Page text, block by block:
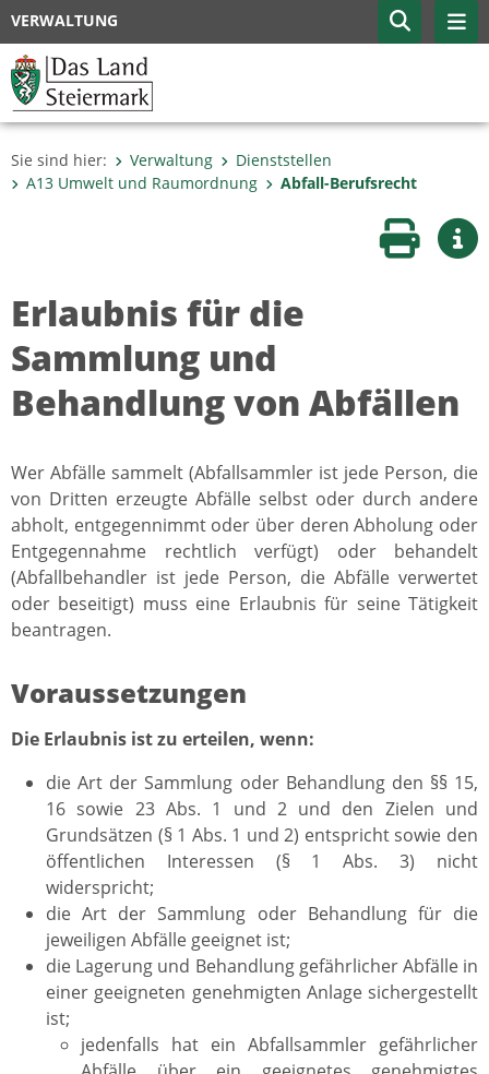
VERWALTUNG
Sie sind hier: Verwaltung
Dienststellen
A13 Umwelt und Raumordnung
Abfall-Berufsrecht
Seite
Erlaubnis für die
Sammlung und
Behandlung von Abfällen
Wer Abfälle sammelt (Abfallsammler ist jede Person, die
von Dritten erzeugte Abfälle selbst oder durch andere
abholt, entgegennimmt oder über deren Abholung oder
Entgegennahme rechtlich verfügt) oder behandelt
(Abfallbehandler ist jede Person, die Abfälle verwertet
oder beseitigt) muss eine Erlaubnis für seine Tätigkeit
beantragen.
Voraussetzungen
Die Erlaubnis ist zu erteilen, wenn:
die Art der Sammlung oder Behandlung den §§ 15,
16 sowie 23 Abs. 1 und 2 und den Zielen und
Grundsätzen (§ 1 Abs. 1 und 2) entspricht sowie den
öffentlichen Interessen (§ 1 Abs. 3) nicht
widerspricht;
die Art der Sammlung oder Behandlung für die
jeweiligen Abfälle geeignet ist;
die Lagerung und Behandlung gefährlicher Abfälle in
einer geeigneten genehmigten Anlage sichergestellt
ist;
jedenfalls hat ein Abfallsammler gefährlicher